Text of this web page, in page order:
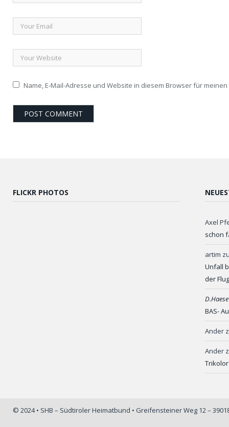
Name, E-Mail-Adresse und Website in diesem Browser für
FLICKR PHOTOS
Axel
schon
artim
Unfall
der
BAS-
Ander
Ander
© 2024 • SHB – Südtiroler Heimatbund • Greifensteiner Weg 12 –